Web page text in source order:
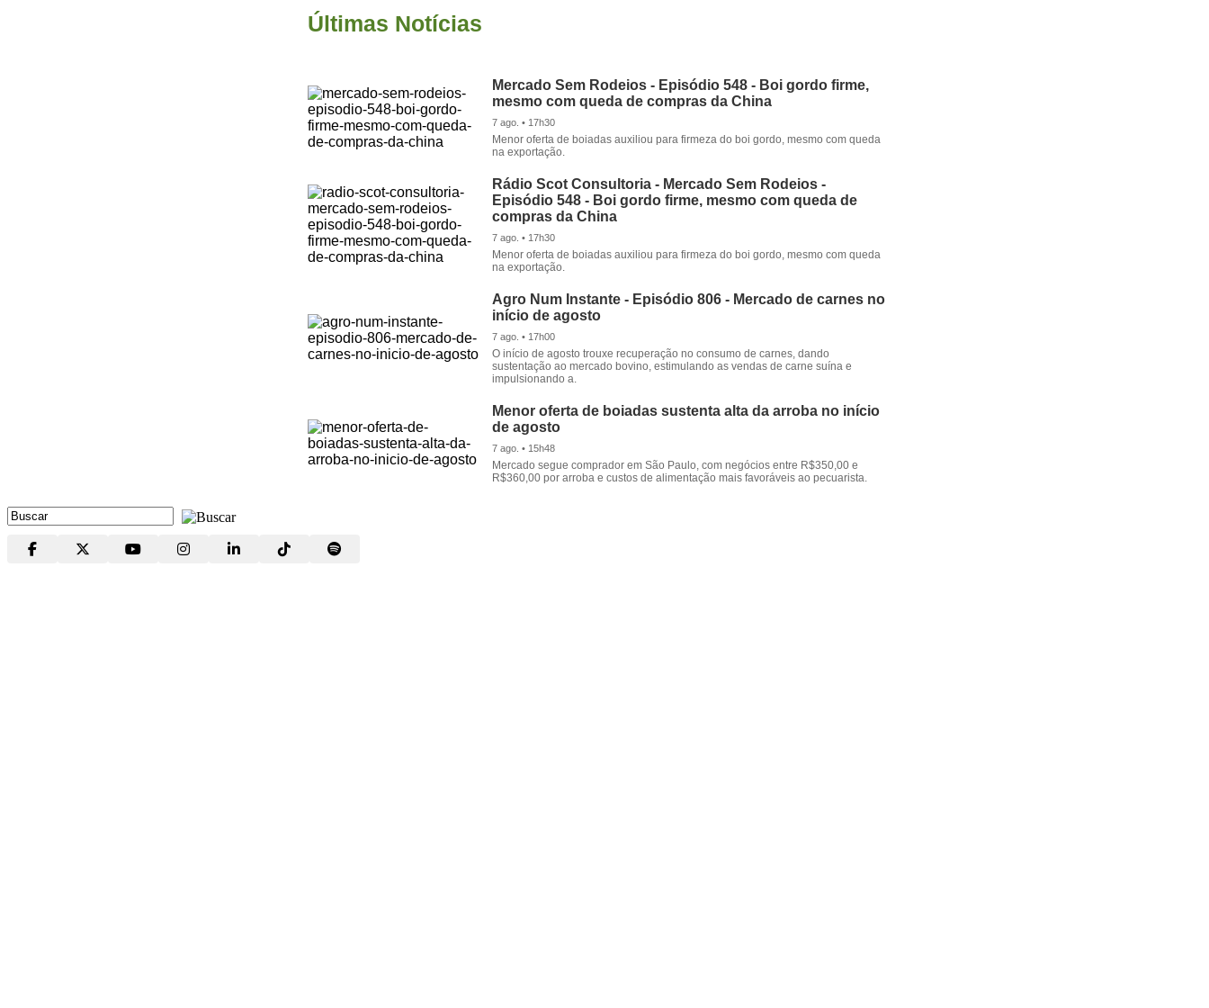
Últimas Notícias
Mercado Sem Rodeios - Episódio 548 - Boi gordo firme,
mesmo com queda de compras da China
7 ago. • 17h30
Menor oferta de boiadas auxiliou para firmeza do boi gordo, mesmo com queda
na exportação.
Rádio Scot Consultoria - Mercado Sem Rodeios -
Episódio 548 - Boi gordo firme, mesmo com queda de
compras da China
7 ago. • 17h30
Menor oferta de boiadas auxiliou para firmeza do boi gordo, mesmo com queda
na exportação.
Agro Num Instante - Episódio 806 - Mercado de carnes no
início de agosto
7 ago. • 17h00
O início de agosto trouxe recuperação no consumo de carnes, dando
sustentação ao mercado bovino, estimulando as vendas de carne suína e
impulsionando a.
Menor oferta de boiadas sustenta alta da arroba no início
de agosto
7 ago. • 15h48
Mercado segue comprador em São Paulo, com negócios entre R$350,00 e
R$360,00 por arroba e custos de alimentação mais favoráveis ao pecuarista.